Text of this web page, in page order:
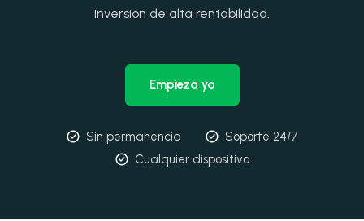
inversión de alta rentabilidad.
Empieza ya
Sin permanencia
Soporte 24/7
Cualquier dispositivo